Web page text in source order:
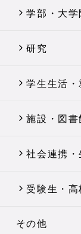
学部・大学
研究
学生生活・
施設・図書
社会連携・
受験生・
その他